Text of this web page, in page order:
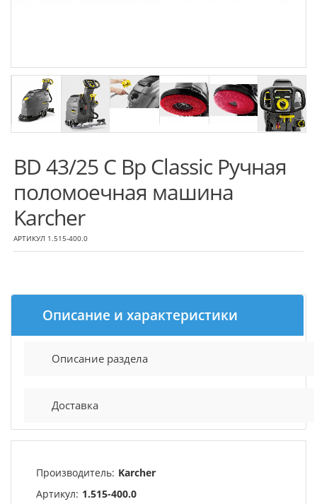
BD 43/25 C Bp Classic Ручная
поломоечная машина
Karcher
АРТИКУЛ 1.515-400.0
Описание и характеристики
Описание раздела
Доставка
Производитель: Karcher
Артикул: 1.515-400.0